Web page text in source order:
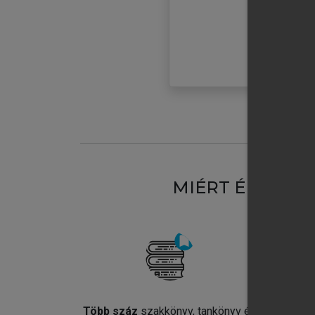
MIÉRT
Több száz szakkönyv, tankönyv és